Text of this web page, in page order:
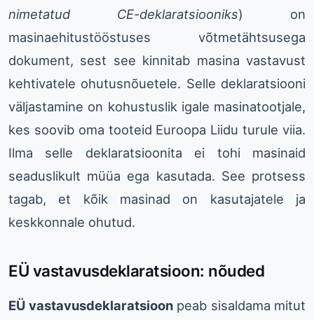
nimetatud CE-deklaratsiooniks) on
masinaehitustööstuses võtmetähtsusega
dokument, sest see kinnitab masina vastavust
kehtivatele ohutusnõuetele. Selle deklaratsiooni
väljastamine on kohustuslik igale masinatootjale,
kes soovib oma tooteid Euroopa Liidu turule viia.
Ilma selle deklaratsioonita ei tohi masinaid
seaduslikult müüa ega kasutada. See protsess
tagab, et kõik masinad on kasutajatele ja
keskkonnale ohutud.
EÜ vastavusdeklaratsioon: nõuded
EÜ vastavusdeklaratsioonpeab sisaldama mitut